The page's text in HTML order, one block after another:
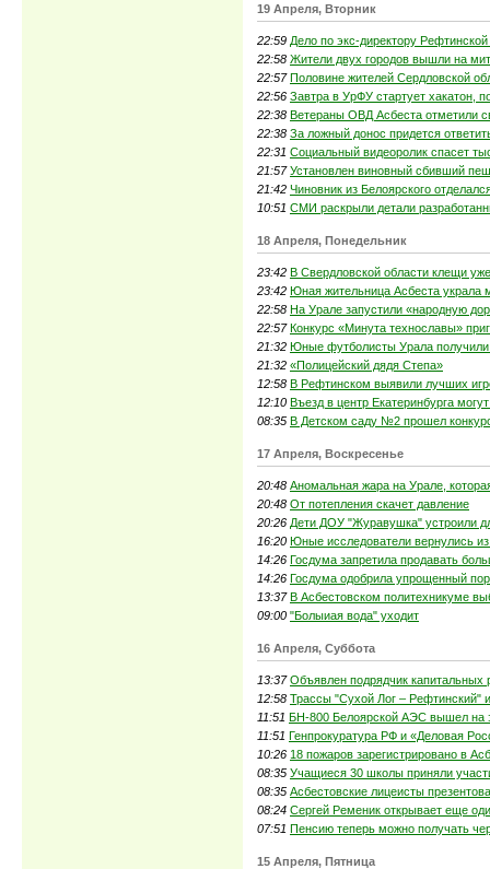
19 Апреля, Вторник
22:59 Дело по экс-директору
22:58 Жители двух городов вышли на
22:57 Половине жителей Сердловской
22:56 Завтра в УрФУ стартует
22:38 Ветераны ОВД Асбеста отметили
22:38 За ложный донос придется
22:31 Социальный видеоролик спасет
21:57 Установлен виновный сбивший
21:42 Чиновник из Белоярского
10:51 СМИ раскрыли детали
18 Апреля, Понедельник
23:42 В Свердловской области клещи
23:42 Юная жительница Асбеста украла
22:58 На Урале запустили «народную
22:57 Конкурс «Минута технославы»
21:32 Юные футболисты Урала получили
21:32 «Полицейский дядя Степа»
12:58 В Рефтинском выявили лучших
12:10 Въезд в центр Екатеринбурга
08:35 В Детском саду №2 прошел
17 Апреля, Воскресенье
20:48 Аномальная жара на Урале,
20:48 От потепления скачет давление
20:26 Дети ДОУ "Журавушка" устроили
16:20 Юные исследователи вернулись из
14:26 Госдума запретила продавать
14:26 Госдума одобрила упрощенный
13:37 В Асбестовском политехникуме
09:00 "Болыиая вода" уходит
16 Апреля, Суббота
13:37 Объявлен подрядчик капитальных
12:58 Трассы "Сухой Лог – Рефтинский"
11:51 БН-800 Белоярской АЭС вышел на
11:51 Генпрокуратура РФ и «Деловая
10:26 18 пожаров зарегистрировано в
08:35 Учащиеся 30 школы приняли
08:35 Асбестовские лицеисты
08:24 Сергей Ременик открывает еще
07:51 Пенсию теперь можно получать
15 Апреля, Пятница